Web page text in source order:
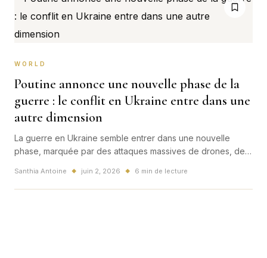
WORLD
Poutine annonce une nouvelle phase de la
guerre : le conflit en Ukraine entre dans une
autre dimension
La guerre en Ukraine semble entrer dans une nouvelle
phase, marquée par des attaques massives de drones, des
diplomatique croissante.
Santhia Antoine ◆ juin 2, 2026 ◆ 6 min de lecture